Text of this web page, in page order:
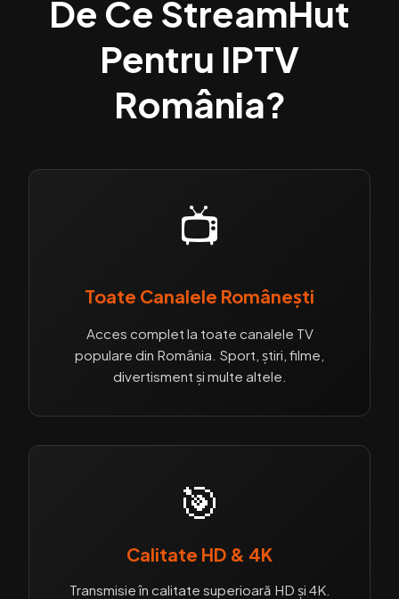
De Ce StreamHut
Pentru IPTV
România?
📺
Toate Canalele Românești
Acces complet la toate canalele TV
populare din România. Sport, știri, filme,
divertisment și multe altele.
🎯
Calitate HD & 4K
Transmisie în calitate superioară HD și 4K.